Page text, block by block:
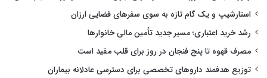
استارشیپ و یک گام تازه به سوی سفرهای فضایی ارزان
رشد خرید اعتباری؛ مسیر جدید تأمین مالی خانوارها
مصرف قهوه تا پنج فنجان در روز برای قلب مفید است
توزیع هدفمند داروهای تخصصی برای دسترسی عادلانه بیماران